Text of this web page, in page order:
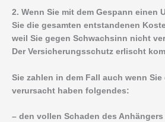
2. Wenn Sie mit dem Gespann einen
Sie die gesamten entstandenen
weil Sie gegen Schwachsinn nicht
Der Versicherungsschutz erlischt
Sie zahlen in dem Fall auch wenn
verursacht haben folgendes:
– den vollen Schaden des Anhängers